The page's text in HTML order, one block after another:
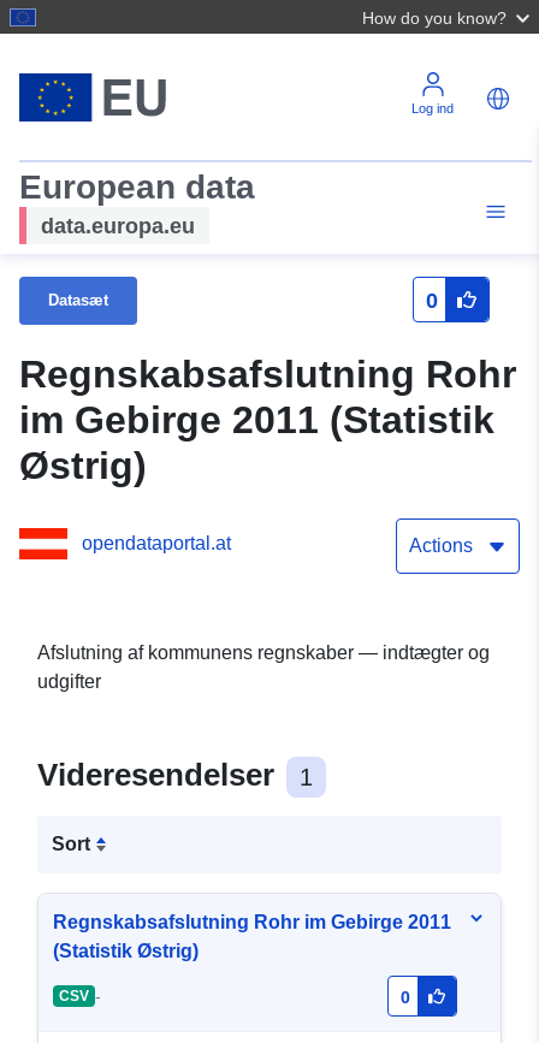
How do you know?
Log ind
European data
data.europa.eu
Datasæt 0
Regnskabsafslutning Rohr
im Gebirge 2011 (Statistik
Østrig)
opendataportal.at Actions
Afslutning af kommunens regnskaber — indtægter og
udgifter
Videresendelser 1
Sort
Regnskabsafslutning Rohr im Gebirge 2011
(Statistik Østrig)
CSV - 0